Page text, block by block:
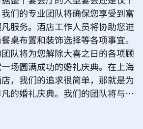
们的专业团队将确保您享受到富
服务。酒店工作人员将协助您进
桌布置和装饰选择等各项事宜。
队将为您解除大喜之日的各项顾
场圆满成功的婚礼庆典。在上海
，我们的追求很简单，那就是为
的婚礼庆典。我们的团队将与您
选择。